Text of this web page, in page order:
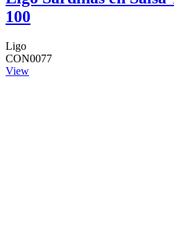
100
Ligo
CON0077
View